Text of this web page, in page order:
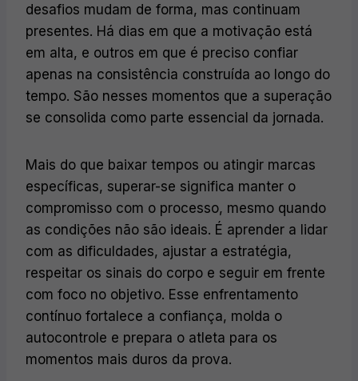
desafios mudam de forma, mas continuam
presentes. Há dias em que a motivação está
em alta, e outros em que é preciso confiar
apenas na consistência construída ao longo do
tempo. São nesses momentos que a superação
se consolida como parte essencial da jornada.
Mais do que baixar tempos ou atingir marcas
específicas, superar-se significa manter o
compromisso com o processo, mesmo quando
as condições não são ideais. É aprender a lidar
com as dificuldades, ajustar a estratégia,
respeitar os sinais do corpo e seguir em frente
com foco no objetivo. Esse enfrentamento
contínuo fortalece a confiança, molda o
autocontrole e prepara o atleta para os
momentos mais duros da prova.